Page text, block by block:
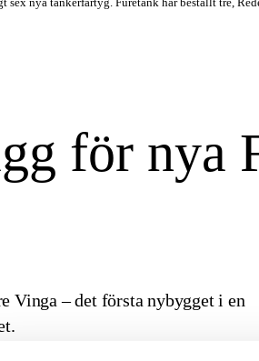
för nya
Vinga – det första nybygget i en